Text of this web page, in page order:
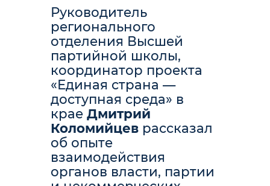
Руководитель
регионального
отделения Высшей
партийной школы,
координатор проекта
«Единая страна —
доступная среда» в
крае Дмитрий
Коломийцев рассказал
об опыте
взаимодействия
органов власти, партии